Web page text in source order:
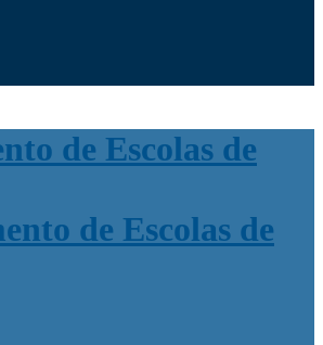
de Escolas de